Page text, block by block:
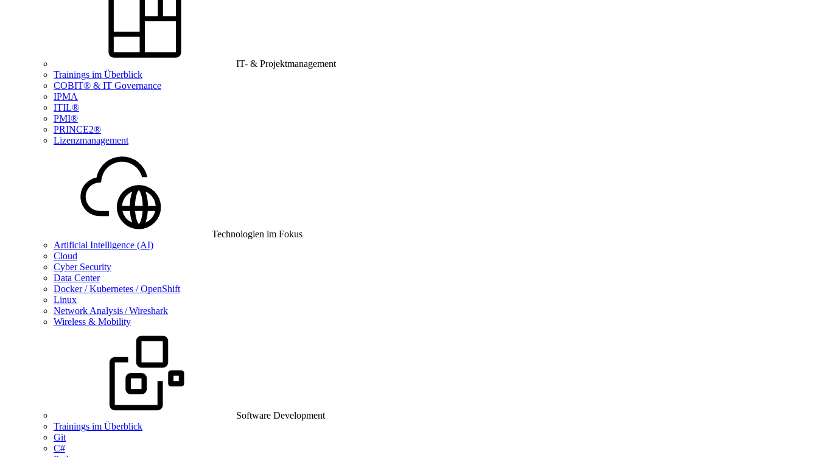
IT- & Projektmanagement
Trainings im Überblick
COBIT® & IT Governance
IPMA
ITIL®
PMI®
PRINCE2®
Lizenzmanagement
Technologien im Fokus
Artificial Intelligence (AI)
Cloud
Cyber Security
Data Center
Docker / Kubernetes / OpenShift
Linux
Network Analysis / Wireshark
Wireless & Mobility
Software Development
Trainings im Überblick
Git
C#